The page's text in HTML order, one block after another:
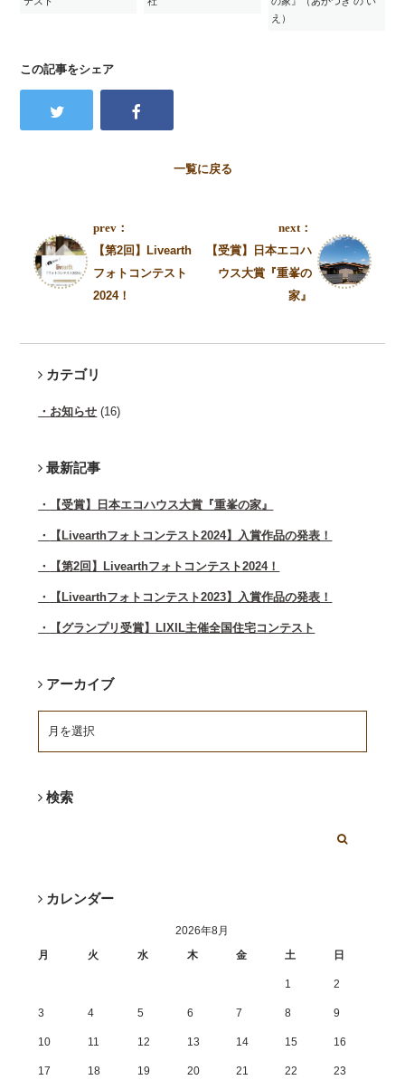
え）
この記事をシェア
一覧に戻る
prev：
【第2回】Livearth
フォトコンテスト
2024！
next：
【受賞】日本エコハ
ウス大賞『重峯の
家』
カテゴリ
お知らせ (16)
最新記事
【受賞】日本エコハウス大賞『重峯の家』
【Livearthフォトコンテスト2024】入賞作品の発表！
【第2回】Livearthフォトコンテスト2024！
【Livearthフォトコンテスト2023】入賞作品の発表！
【グランプリ受賞】LIXIL主催全国住宅コンテスト
アーカイブ
検索
カレンダー
2026年8月
月 火 水 木 金 土 日
1 2
3 4 5 6 7 8 9
10 11 12 13 14 15 16
17 18 19 20 21 22 23